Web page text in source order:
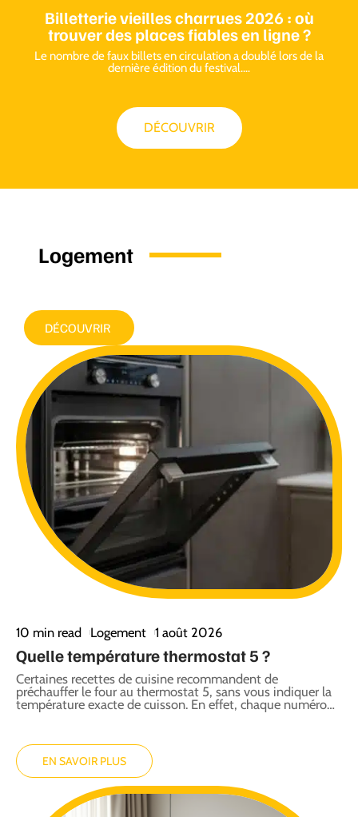
Billetterie vieilles charrues 2026 : où
trouver des places fiables en ligne ?
Le nombre de faux billets en circulation a doublé lors de la
dernière édition du festival.…
DÉCOUVRIR
Logement
DÉCOUVRIR
10 min read Logement 1 août 2026
Quelle température thermostat 5 ?
Certaines recettes de cuisine recommandent de
préchauffer le four au thermostat 5, sans vous indiquer la
température exacte de cuisson. En effet, chaque numéro…
EN SAVOIR PLUS